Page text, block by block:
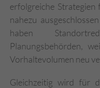
erfolgreiche Strategien
nahezu
haben
Planungsbehörden,
Vorhaltevolumen neu
Gleichzeitig wird für